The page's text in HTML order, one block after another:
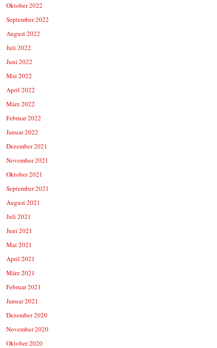
Oktober 2022
September 2022
August 2022
Juli 2022
Juni 2022
Mai 2022
April 2022
März 2022
Februar 2022
Januar 2022
Dezember 2021
November 2021
Oktober 2021
September 2021
August 2021
Juli 2021
Juni 2021
Mai 2021
April 2021
März 2021
Februar 2021
Januar 2021
Dezember 2020
November 2020
Oktober 2020